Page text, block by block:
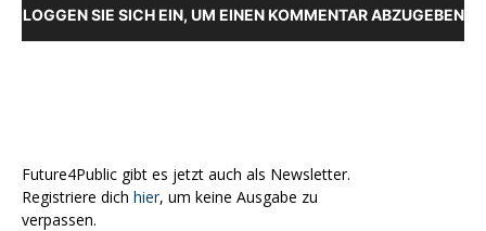
LOGGEN SIE SICH EIN, UM EINEN KOMMENTAR ABZUGEBEN
Future4Public gibt es jetzt auch als Newsletter.
Registriere dich hier, um keine Ausgabe zu
verpassen.